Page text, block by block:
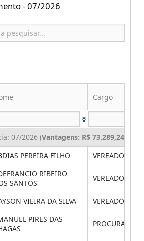
- 07/2026
Cargo
07/2026 (Vantagens: R$ 73.289,24
PEREIRA FILHO
VEREADOR
RIBEIRO
SANTOS
VEREADOR
VIEIRA DA SILVA
VEREADOR
PIRES DAS
PROCURADOR